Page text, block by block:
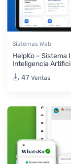
Sistemas Web
HelpKo – Sistema
Inteligencia
47 Ventas